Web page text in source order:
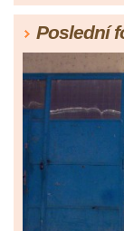
Poslední